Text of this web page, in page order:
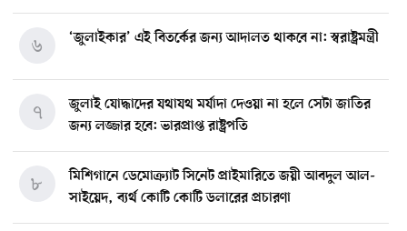
‘জুলাইকার’ এই বিতর্কের জন্য আদালত থাকবে না: স্বরাষ্ট্রমন্ত্রী
৬
জুলাই যোদ্ধাদের যথাযথ মর্যাদা দেওয়া না হলে সেটা জাতির
জন্য লজ্জার হবে: ভারপ্রাপ্ত রাষ্ট্রপতি
৭
মিশিগানে ডেমোক্র্যাট সিনেট প্রাইমারিতে জয়ী আবদুল আল-
সাইয়েদ, ব্যর্থ কোটি কোটি ডলারের প্রচারণা
৮